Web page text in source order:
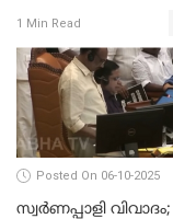
അടിച്ചുമാറ്റാനാണെന്ന്
സംശയമുണ്ട്'; വി ഡി
സതീശൻ
1 Min Read
Posted On 06-10-2025
സ്വർണപ്പാളി വിവാദം;